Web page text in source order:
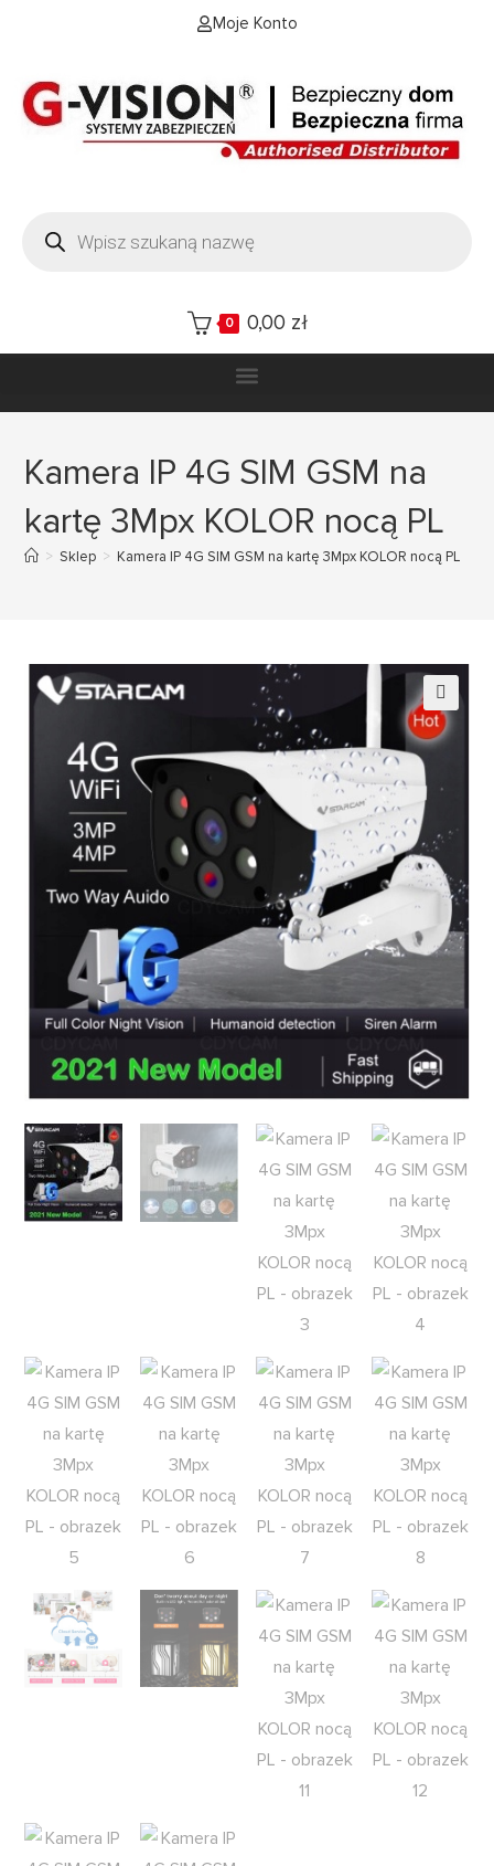
Moje Konto
0 0,00 zł
Kamera IP 4G SIM GSM na
kartę 3Mpx KOLOR nocą PL
> Sklep > Kamera IP 4G SIM GSM na kartę 3Mpx KOLOR nocą PL
🔍